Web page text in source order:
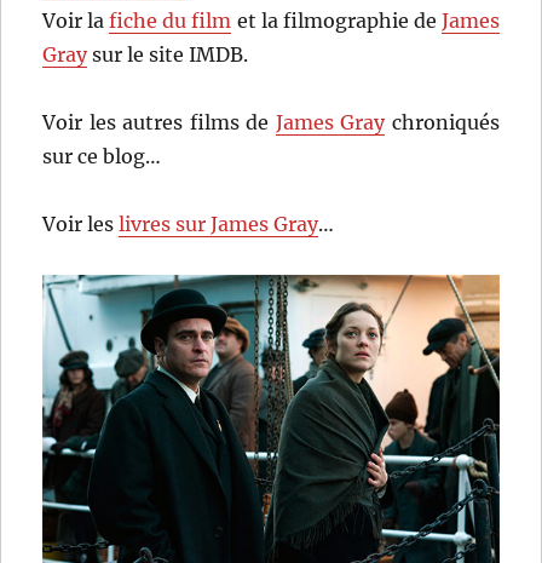
Voir lafiche du film et la filmographie de James
Graysur le site IMDB.
Voir les autres films de James Graychroniqués
sur ce blog…
Voir leslivres sur James Gray…